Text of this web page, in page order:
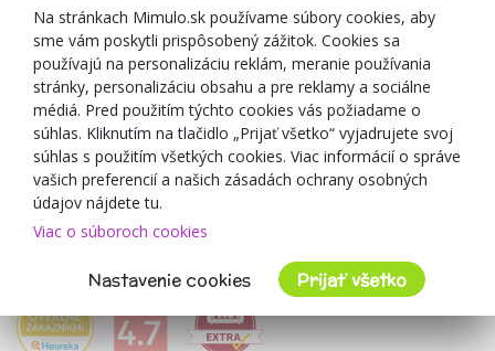
Zľavové kupóny
Blog
O predajcovi
Mimulo.sk
Obchodné podmienky
Ochrana osobných údajov GDPR
Kontakty
Spolupracujeme
Na stránkach Mimulo.sk používame súbory cookies, aby
sme vám poskytli prispôsobený zážitok. Cookies sa
používajú na personalizáciu reklám, meranie používania
stránky, personalizáciu obsahu a pre reklamy a sociálne
médiá. Pred použitím týchto cookies vás požiadame o
súhlas. Kliknutím na tlačidlo „Prijať všetko“ vyjadrujete svoj
súhlas s použitím všetkých cookies. Viac informácií o správe
vašich preferencií a našich zásadách ochrany osobných
údajov nájdete tu.
Viac o súboroch cookies
Nastavenie cookies Prijať všetko